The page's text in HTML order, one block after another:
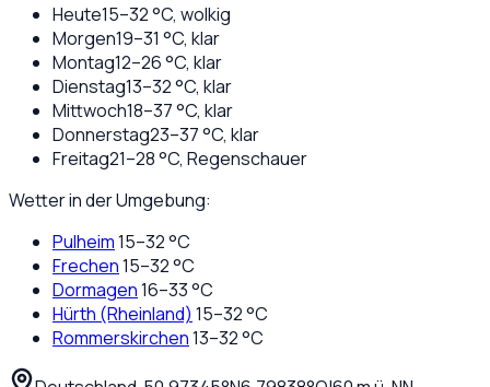
Heute15–32°C, wolkig
Morgen19–31 °C, klar
Montag12–26°C, klar
Dienstag13–32°C, klar
Mittwoch18–37°C, klar
Donnerstag23–37°C, klar
Freitag21–28°C, Regenschauer
Wetter in der Umgebung:
Pulheim15–32°C
Frechen15–32°C
Dormagen16–33°C
Hürth (Rheinland) 15–32°C
Rommerskirchen13–32°C